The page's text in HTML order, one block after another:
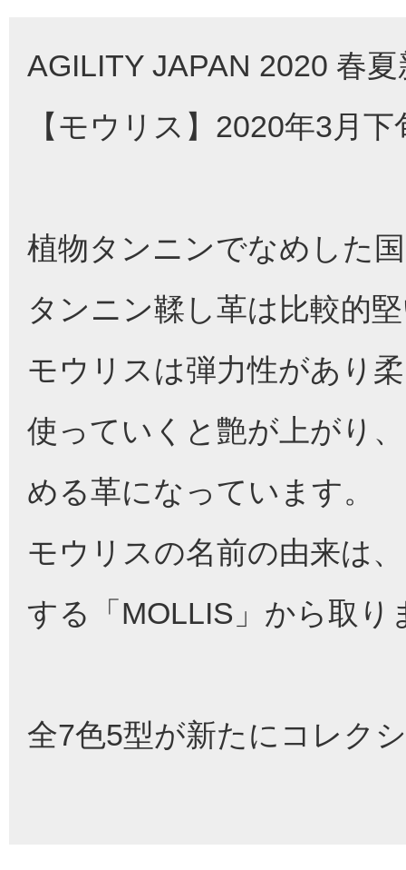
AGILITY JAPAN 2020 春
【モウリス】2020年3月
植物タンニンでなめした
タンニン鞣し革は比較的
モウリスは弾力性があり
使っていくと艶が上がり
める革になっています。
モウリスの名前の由来は
する「MOLLIS」から取り
全7色5型が新たにコレク